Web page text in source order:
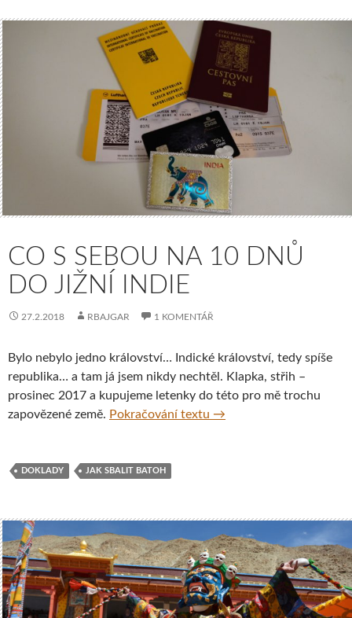
CO S SEBOU NA 10 DNŮ
DO JIŽNÍ INDIE
27.2.2018 RBAJGAR 1 KOMENTÁŘ
Bylo nebylo jedno království… Indické království, tedy spíše
republika… a tam já jsem nikdy nechtěl. Klapka, střih –
prosinec 2017 a kupujeme letenky do této pro mě trochu
zapovězené země. Pokračování textu Co s sebou na 10 dnů
→
DOKLADY JAK SBALIT BATOH